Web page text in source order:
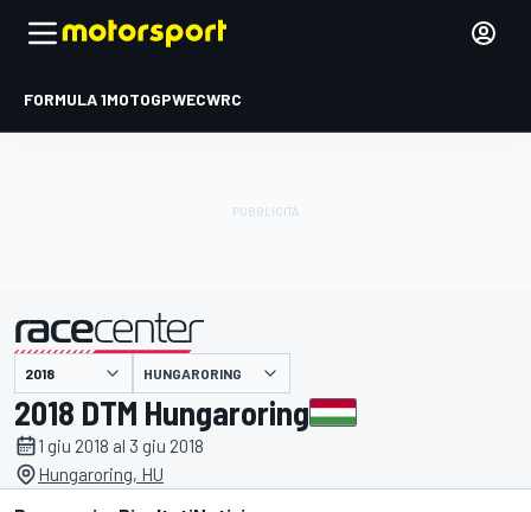
FORMULA 1MOTOGPWECWRC
presentato da HUNGARORING
2018 DTM Hungaroring
1 giu 2018 al 3 giu 2018
Hungaroring, HU